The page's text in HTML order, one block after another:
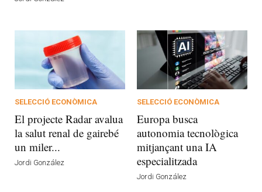
SELECCIÓ ECONÒMICA
El projecte Radar avalua
la salut renal de gairebé
un miler...
Jordi González
SELECCIÓ ECONÒMICA
Europa busca
autonomia tecnològica
mitjançant una IA
especialitzada
Jordi González